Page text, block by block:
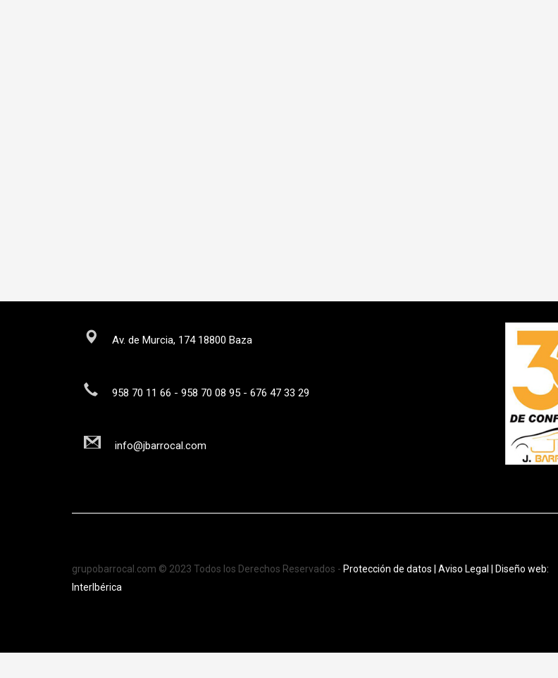
Av. de Murcia, 174 18800 Baza
958 70 11 66 - 958 70 08 95 - 676 47 33 29
info@jbarrocal.com
grupobarrocal.com © 2023 Todos los Derechos Reservados - Protección de datos | Aviso Legal
| Diseño web:
InterIbérica